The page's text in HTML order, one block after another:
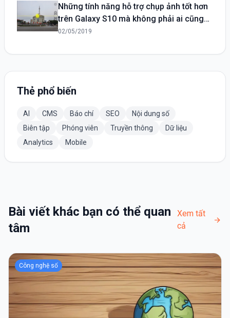
Những tính năng hỗ trợ chụp ảnh tốt hơn
trên Galaxy S10 mà không phải ai cũng
biết
02/05/2019
Thẻ phổ biến
AI CMS Báo chí SEO
Nội dung số
Biên tập
Phóng viên Truyền thông
Dữ liệu
Analytics
Mobile
Bài viết khác bạn có thể quan
tâm
Xem tất
cả
Công nghệ số